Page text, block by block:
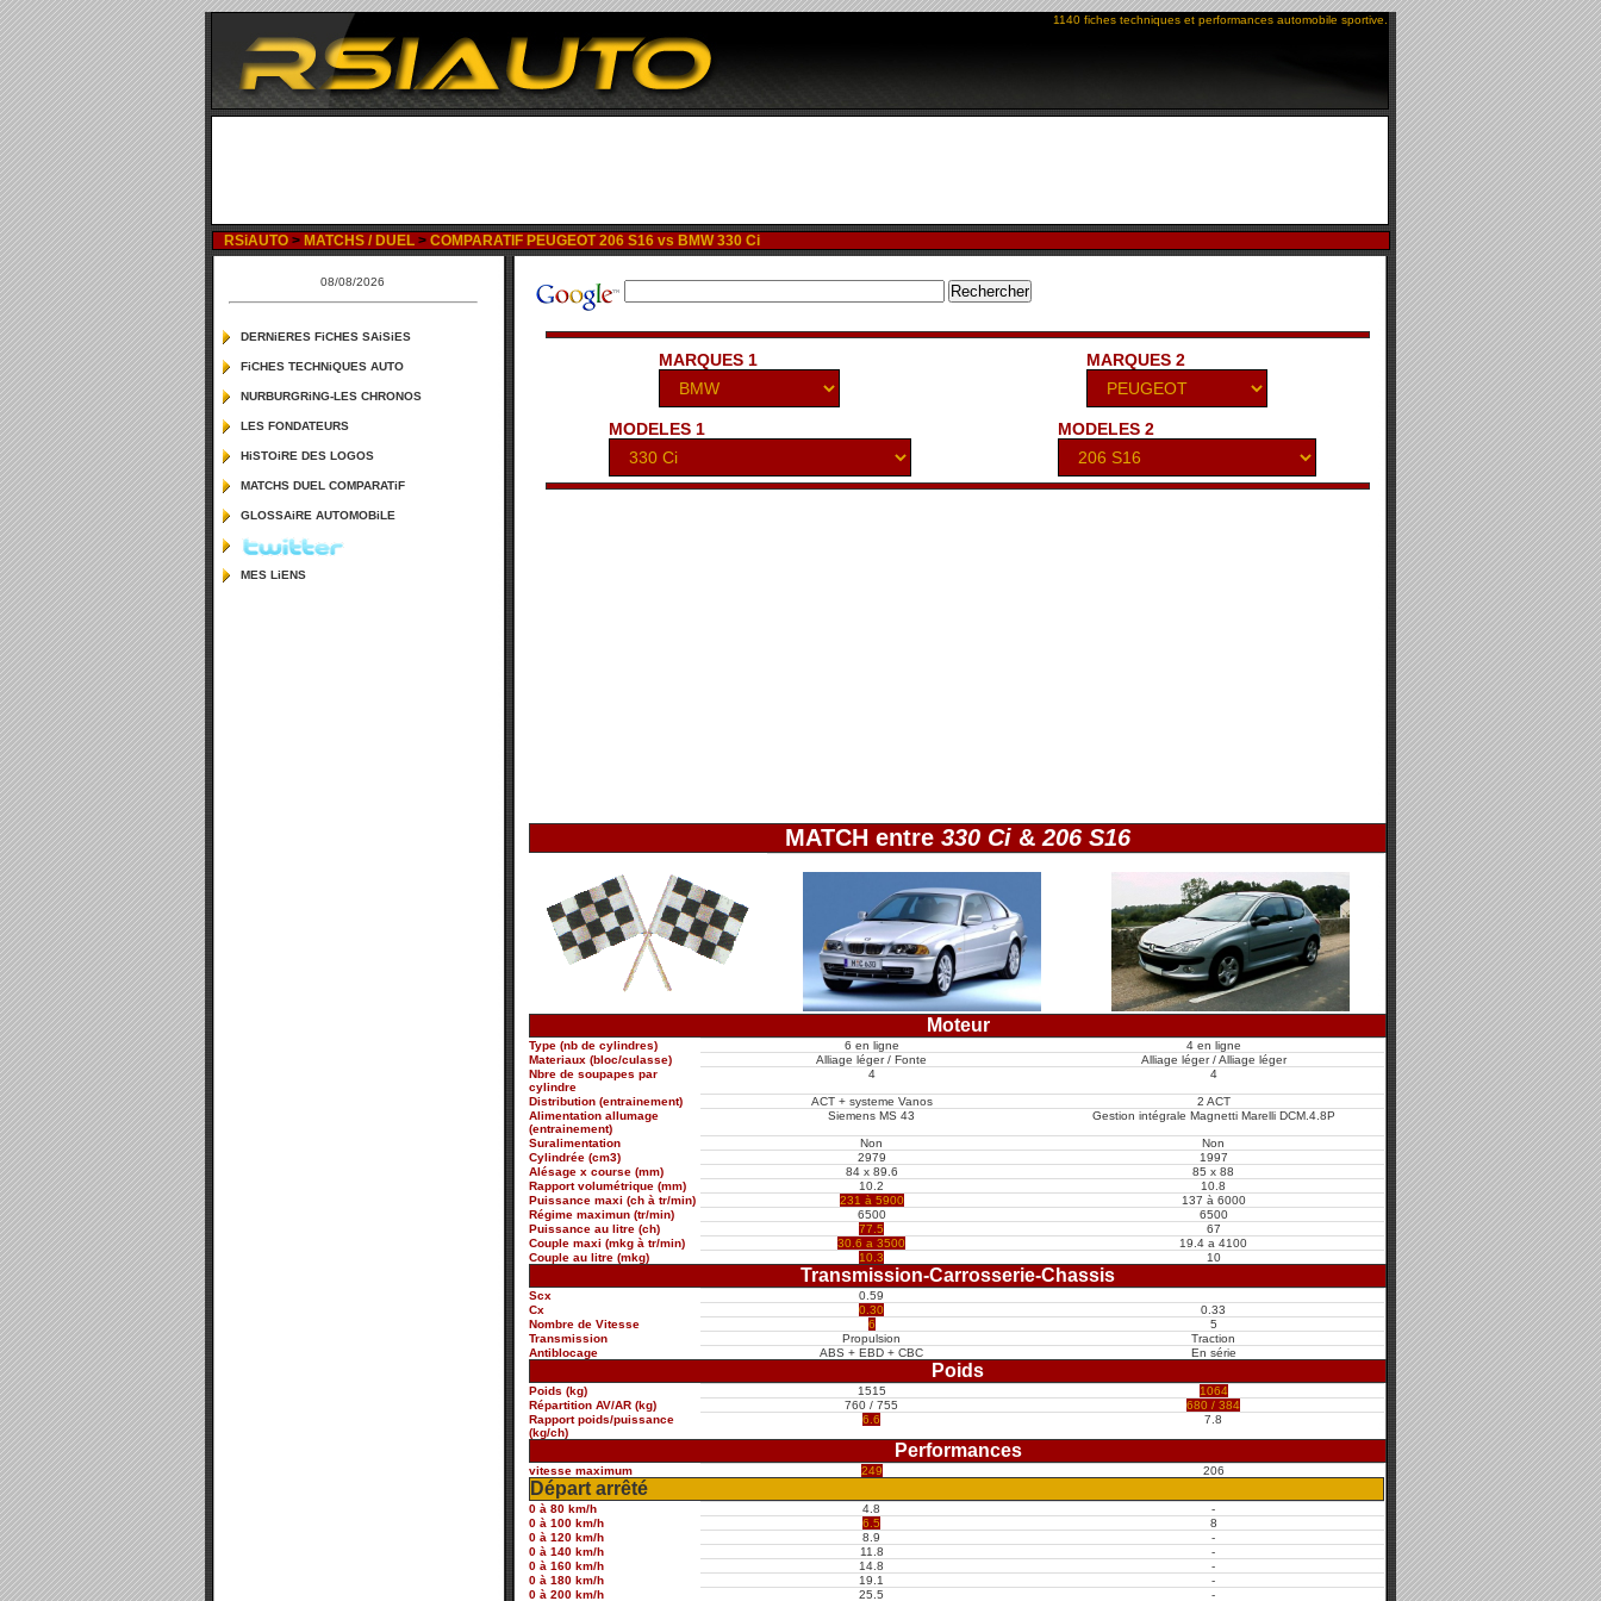
1140 fiches techniques et performances automobile sportive.
RSiAUTO > MATCHS / DUEL > COMPARATIF PEUGEOT 206 S16 vs BMW 330 Ci
MARQUES 1 MARQUES 2
MODELES 1 MODELES 2
MATCH entre 330 Ci & 206 S16
Moteur
Type (nb de cylindres) 6 en ligne
4 en ligne
Materiaux (bloc/culasse)
Alliage léger / Fonte
Alliage léger / Alliage léger
Nbre de soupapes par
cylindre
4 4
Distribution (entrainement) ACT + systeme Vanos
2 ACT
Alimentation allumage
(entrainement)
Siemens MS 43 Gestion intégrale Magnetti Marelli DCM.4.8P
Suralimentation Non
Non
Cylindrée (cm3)
2979
1997
Alésage x course (mm)
84 x 89.6
85 x 88
Rapport volumétrique (mm)
10.2
10.8
Puissance maxi (ch à tr/min)
231 à 5900
137 à 6000
Régime maximun (tr/min)
6500
6500
Puissance au litre (ch)
77.5
67
Couple maxi (mkg à tr/min)
30.6 a 3500
19.4 a 4100
Couple au litre (mkg)
10.3 10
Transmission-Carrosserie-Chassis
Scx
0.59
Cx
0.30
0.33
Nombre de Vitesse
6
5
Transmission
Propulsion
Traction
Antiblocage
ABS + EBD + CBC En série
Poids
Poids (kg) 1515
1064
Répartition AV/AR (kg)
760 / 755
680 / 384
Rapport poids/puissance
(kg/ch)
6.6 7.8
Performances
vitesse maximum 249 206
Départ arrêté
0 à 80 km/h 4.8
-
0 à 100 km/h
6.5
8
0 à 120 km/h
8.9
-
0 à 140 km/h
11.8
-
0 à 160 km/h
14.8
-
0 à 180 km/h
19.1
-
0 à 200 km/h
25.5 -
08/08/2026
DERNiERES FiCHES SAiSiES
FiCHES TECHNiQUES AUTO
NURBURGRiNG-LES CHRONOS
LES FONDATEURS
HiSTOiRE DES LOGOS
MATCHS DUEL COMPARATiF
GLOSSAiRE AUTOMOBiLE
MES LiENS